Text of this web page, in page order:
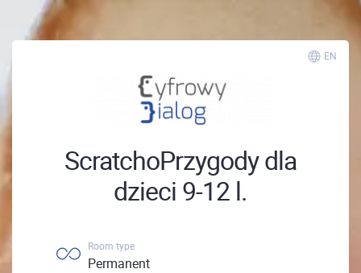
EN
ScratchoPrzygody dla
dzieci 9-12 l.
Room type
Permanent